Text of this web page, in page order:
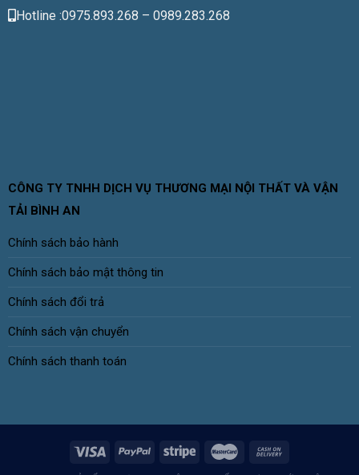
Hotline :0975.893.268 – 0989.283.268
CÔNG TY TNHH DỊCH VỤ THƯƠNG MẠI NỘI THẤT VÀ VẬN
TẢI BÌNH AN
Chính sách bảo hành
Chính sách bảo mật thông tin
Chính sách đổi trả
Chính sách vận chuyển
Chính sách thanh toán